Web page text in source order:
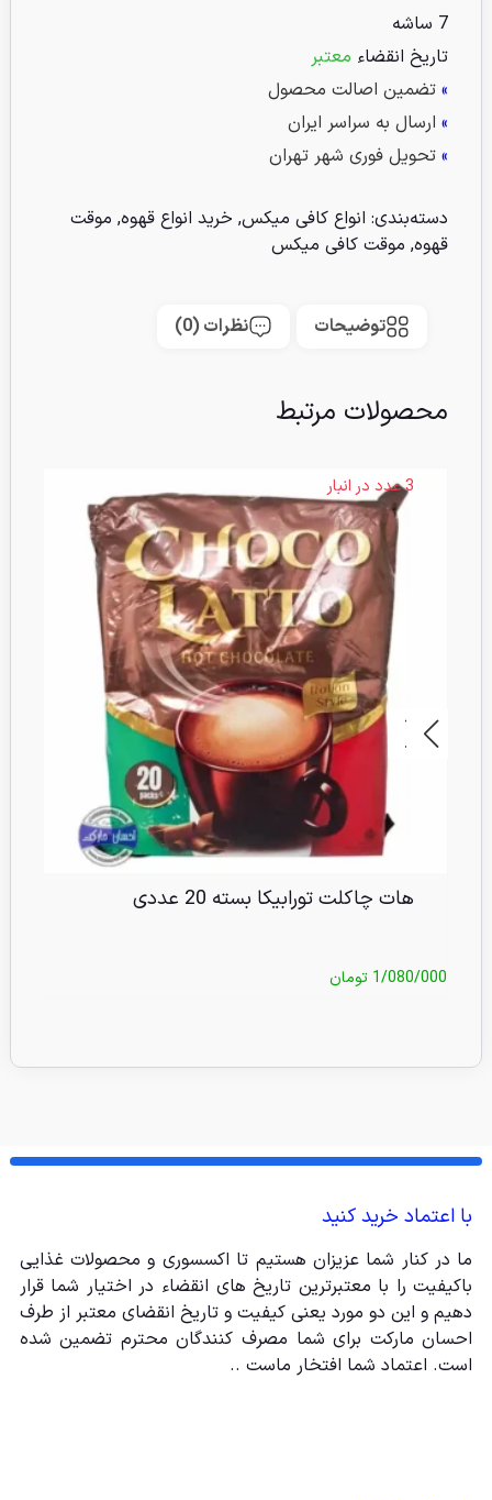
7 ساشه
تاریخ انقضاء معتبر
» تضمین اصالت محصول
» ارسال به سراسر ایران
» تحویل فوری شهر تهران
دسته‌بندی: انواع کافی میکس, خرید انواع قهوه, موقت
قهوه, موقت کافی میکس
توضیحات نظرات (0)
محصولات مرتبط
3 عدد در انبار
هات چاکلت تورابیکا بسته 20 عددی
1/080/000 تومان
با اعتماد خرید کنید
ما در کنار شما عزیزان هستیم تا اکسسوری و محصولات غذایی
باکیفیت را با معتبرترین تاریخ های انقضاء در اختیار شما قرار
دهیم و این دو مورد یعنی کیفیت و تاریخ انقضای معتبر از طرف
احسان مارکت برای شما مصرف کنندگان محترم تضمین شده
است. اعتماد شما افتخار ماست ..